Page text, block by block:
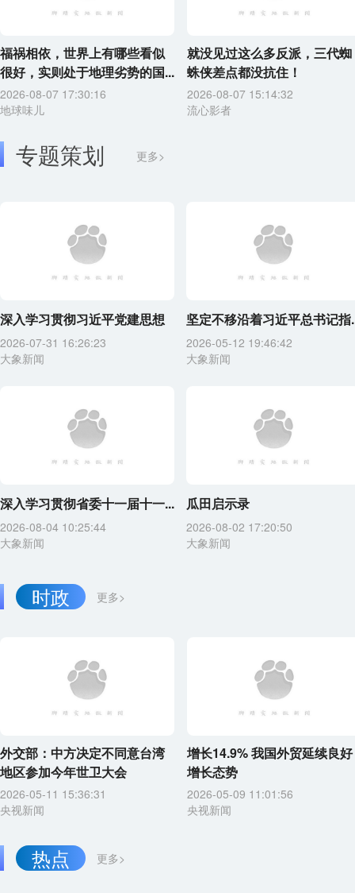
福祸相依，世界上有哪些看似
很好，实则处于地理劣势的国...
2026-08-07 17:30:16
地球味儿
就没见过这么多反派，三代蜘
蛛侠差点都没抗住！
2026-08-07 15:14:32
流心影者
专题策划 更多>
深入学习贯彻习近平党建思想
2026-07-31 16:26:23
大象新闻
坚定不移沿着习近平总书记指
2026-05-12 19:46:42
大象新闻
深入学习贯彻省委十一届十一...
2026-08-04 10:25:44
大象新闻
瓜田启示录
2026-08-02 17:20:50
大象新闻
更多>
时政
外交部：中方决定不同意台湾
地区参加今年世卫大会
2026-05-11 15:36:31
央视新闻
增长14.9% 我国外贸延续良好
增长态势
2026-05-09 11:01:56
央视新闻
更多>
热点